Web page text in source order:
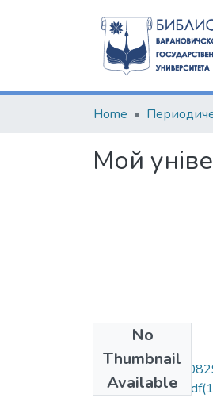
Home
Мой
No
Thumbnail
Available
youblisher.com-
_2012_8_103_.pdf